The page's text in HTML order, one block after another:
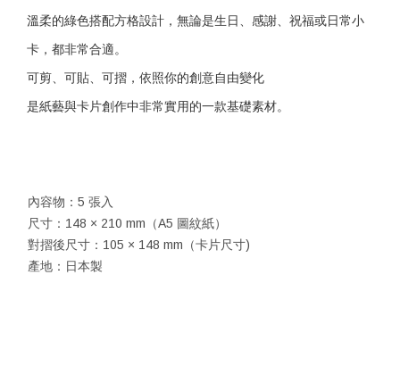
溫柔的綠色搭配方格設計，無論是生日、感謝、祝福或日常小
卡，都非常合適。
可剪、可貼、可摺，依照你的創意自由變化
是紙藝與卡片創作中非常實用的一款基礎素材。
內容物：5 張入
尺寸：148 × 210 mm（A5 圖紋紙）
對摺後尺寸：105 × 148 mm（卡片尺寸)
產地：日本製